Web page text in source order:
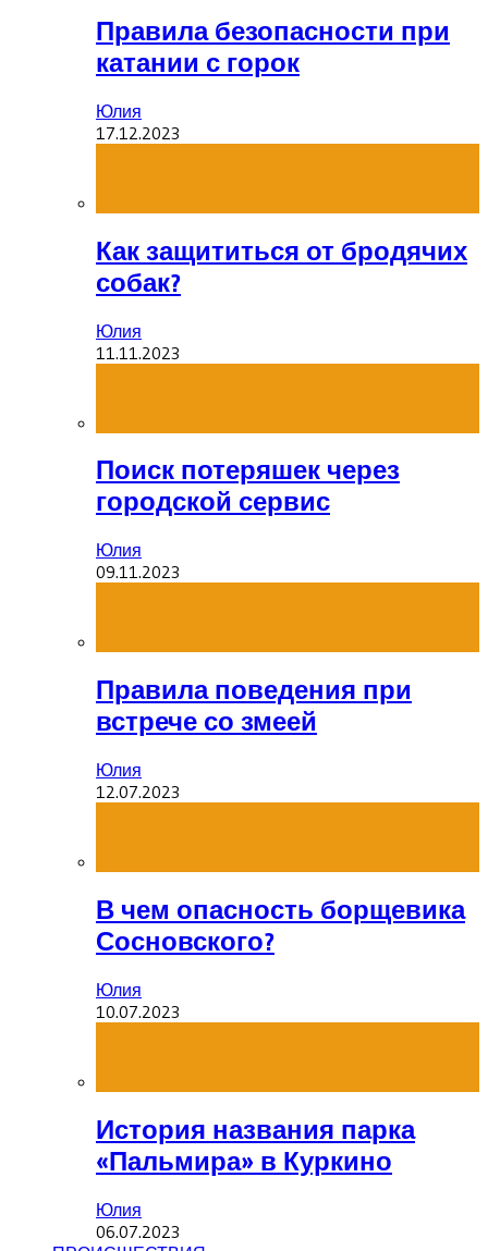
Правила безопасности при
катании с горок
Юлия
17.12.2023
Как защититься от бродячих
собак?
Юлия
11.11.2023
Поиск потеряшек через
городской сервис
Юлия
09.11.2023
Правила поведения при
встрече со змеей
Юлия
12.07.2023
В чем опасность борщевика
Сосновского?
Юлия
10.07.2023
История названия парка
«Пальмира» в Куркино
Юлия
06.07.2023